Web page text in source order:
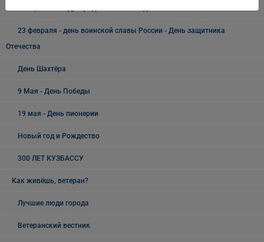
23 февраля - день воинской славы России - День защитника
Отечества
День Шахтёра
9 Мая - День Победы
19 мая - День пионерии
Новый год и Рождество
300 ЛЕТ КУЗБАССУ
Как живёшь, ветеран?
Лучшие люди города
Ветеранский вестник